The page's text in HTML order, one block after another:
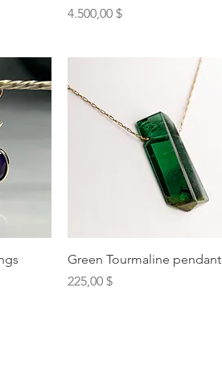
Preis
4.500,00 $
Schnellansicht
Green Tourmaline pendant
Preis
225,00 $